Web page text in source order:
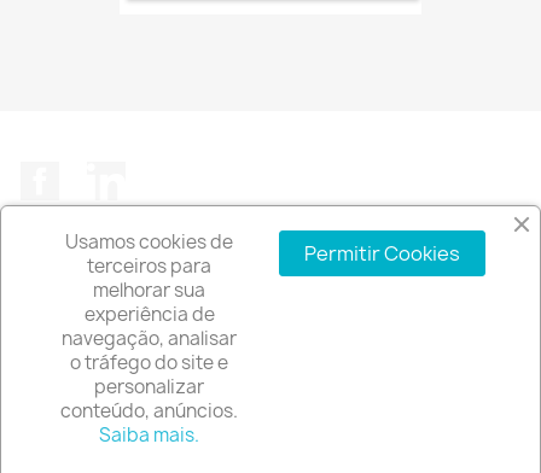
A EMPRESA
INFORMAÇÃO DA LOJA
© 2026 - Software de comércio eletrónico por
Usamos cookies de
terceiros para
melhorar sua
experiência de
navegação, analisar
o tráfego do site e
personalizar
conteúdo, anúncios.
Saiba mais.
Permitir Cookies